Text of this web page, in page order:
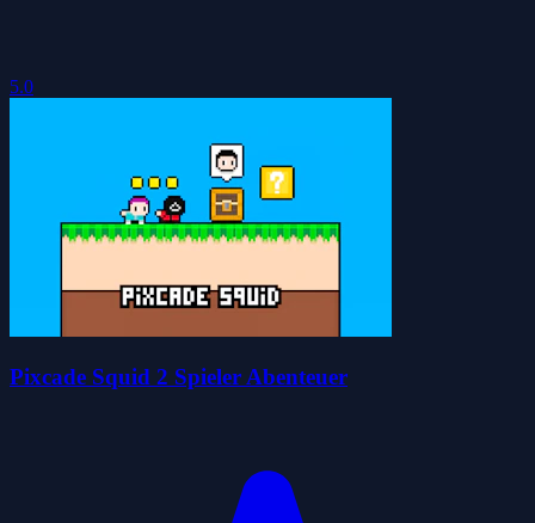
5.0
Pixcade Squid 2 Spieler Abenteuer